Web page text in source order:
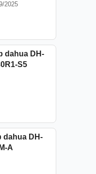
2025
dahua DH-
S5
dahua DH-
A